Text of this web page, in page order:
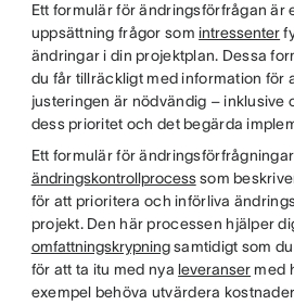
Ett formulär för ändringsförfrågan är
uppsättning frågor som intressenter
ändringar i din projektplan. Dessa
du får tillräckligt med information för
justeringen är nödvändig – inklusive
dess prioritet och det begärda
Ett formulär för
ändringskontrollprocesssom
för att prioritera och införliva
projekt. Den här processen hjälper
omfattningskrypningsamtidigt som
för att ta itu med nya leveranser med
exempel behöva utvärdera